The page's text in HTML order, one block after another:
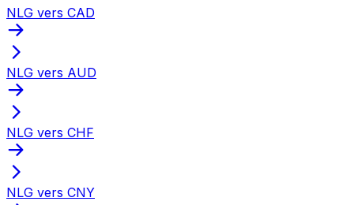
NLG vers CAD
NLG vers AUD
NLG vers CHF
NLG vers CNY